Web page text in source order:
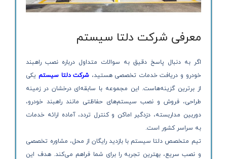
معرفی شرکت دلتا سیستم
اگر به دنبال پاسخ دقیق به سوالات متداول درباره نصب راهبند
خودرو و دریافت خدمات تخصصی هستید، شرکت دلتا سیستم یکی
از برترین گزینه‌هاست. این مجموعه با سابقه‌ای درخشان در زمینه
طراحی، فروش و نصب سیستم‌های حفاظتی مانند راهبند خودرو،
دوربین مداربسته، دزدگیر اماکن و کنترل تردد، آماده ارائه خدمات
به سراسر کشور است.
تیم متخصص دلتا سیستم با بازدید رایگان از محل، مشاوره تخصصی
و نصب سریع، بهترین تجربه را برای شما فراهم می‌کند. هدف این